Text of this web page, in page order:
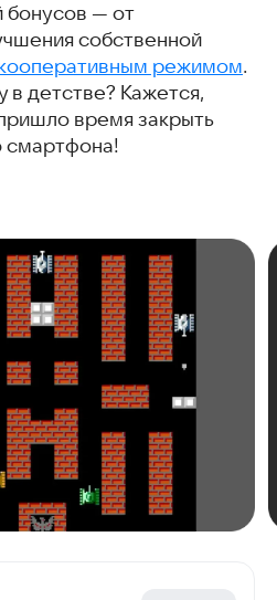
бонусов — от
собственной
режимом.
в детстве? Кажется,
время закрыть
смартфона!